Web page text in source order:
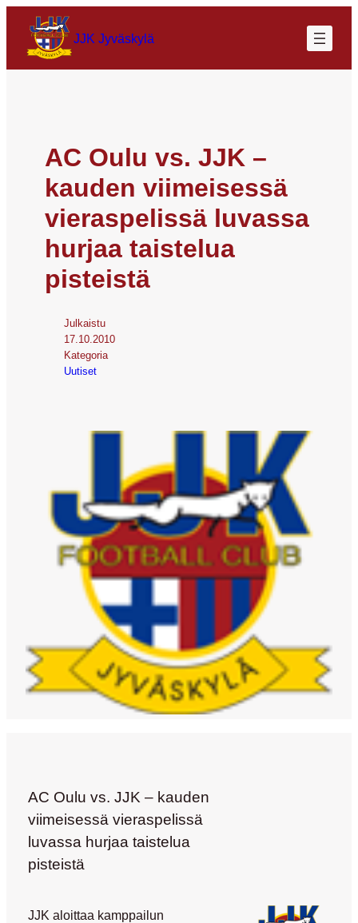
JJK Jyväskylä
AC Oulu vs. JJK –
kauden viimeisessä
vieraspelissä luvassa
hurjaa taistelua
pisteistä
Julkaistu
17.10.2010
Kategoria
Uutiset
AC Oulu vs. JJK – kauden
viimeisessä vieraspelissä
luvassa hurjaa taistelua
pisteistä
JJK aloittaa kamppailun